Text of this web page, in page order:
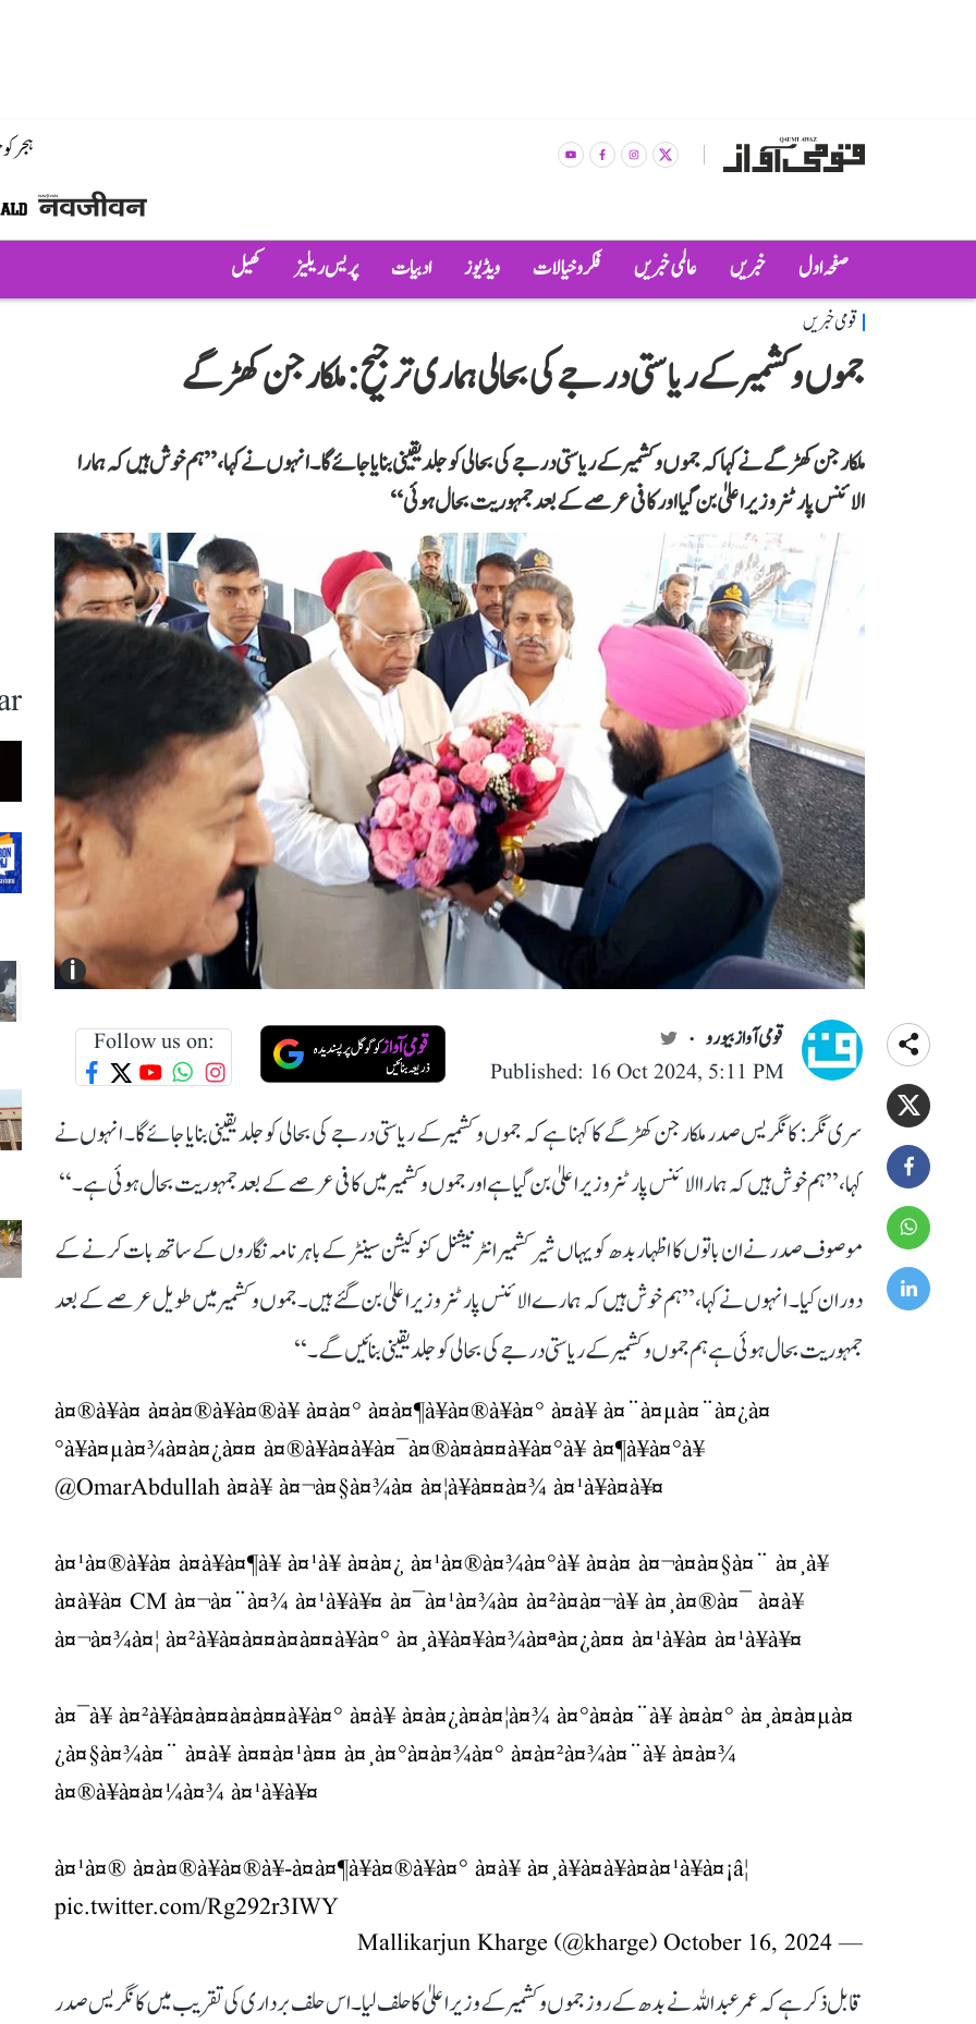
ہجر
صفحہ اول خبریں عالمی خبریں فکر و خیالات ویڈیوز ادبیات پریس ریلیز کھیل
قومی خبریں
جموں و کشمیر کے ریاستی درجے کی بحالی ہماری ترجیح: ملکارجن کھڑگے
ملکارجن کھڑگے نے کہا کہ جموں و کشمیر کے ریاستی درجے کی بحالی کو جلد یقینی بنایا جائے گا۔ انہوں نے کہا، ’’ہم خوش ہیں کہ ہمارا
الائنس پارٹنر وزیر اعلیٰ بن گیا اور کافی عرصے کے بعد جمہوریت بحال ہوئی‘‘
i
قومی آواز بیورو
Published: 16 Oct 2024, 5:11 PM
Follow us on:
سری نگر: کانگریس صدر ملکارجن کھڑگے کا کہنا ہے کہ جموں و کشمیر کے ریاستی درجے کی بحالی کو جلد یقینی بنایا جائے گا۔ انہوں نے
کہا، ’’ہم خوش ہیں کہ ہمارا الائنس پارٹنر وزیر اعلیٰ بن گیا ہے اور جموں و کشمیر میں کافی عرصے کے بعد جمہوریت بحال ہوئی ہے۔‘‘
موصوف صدر نے ان باتوں کا اظہار بدھ کو یہاں شیر کشمیر انٹر نیشنل کنوکیشن سینٹر کے باہر نامہ نگاروں کے ساتھ بات کرنے کے
دوران کیا۔ انہوں نے کہا، ’’ہم خوش ہیں کہ ہمارے الائنس پارٹنر وزیر اعلیٰ بن گئے ہیں۔ جموں و کشمیر میں طویل عرصے کے بعد
جمہوریت بحال ہوئی ہے ہم جموں و کشمیر کے ریاستی درجے کی بحالی کو جلد یقینی بنائیں گے۔‘‘
à¤®à¥à¤ à¤à¤®à¥à¤®à¥ à¤à¤° à¤à¤¶à¥à¤®à¥à¤° à¤à¥ à¤¨à¤µà¤¨à¤¿à¤
°à¥à¤µà¤¾à¤à¤¿à¤¤ à¤®à¥à¤à¥à¤¯à¤®à¤à¤¤à¥à¤°à¥ à¤¶à¥à¤°à¥
@OmarAbdullahà¤à¥ à¤¬à¤§à¤¾à¤ à¤¦à¥à¤¤à¤¾ à¤¹à¥à¤à¥¤
à¤¹à¤®à¥à¤ à¤à¥à¤¶à¥ à¤¹à¥ à¤à¤¿ à¤¹à¤®à¤¾à¤°à¥ à¤à¤ à¤¬à¤à¤§à¤¨ à¤¸à¥
à¤à¥à¤ CM à¤¬à¤¨à¤¾ à¤¹à¥à¥¤ à¤¯à¤¹à¤¾à¤ à¤²à¤à¤¬à¥ à¤¸à¤®à¤¯ à¤à¥
à¤¬à¤¾à¤¦ à¤²à¥à¤à¤¤à¤à¤¤à¥à¤° à¤¸à¥à¤¥à¤¾à¤ªà¤¿à¤¤ à¤¹à¥à¤ à¤¹à¥à¥¤
à¤¯à¥ à¤²à¥à¤à¤¤à¤à¤¤à¥à¤° à¤à¥ à¤à¤¿à¤à¤¦à¤¾ à¤°à¤à¤¨à¥ à¤à¤° à¤¸à¤à¤µà¤
¿à¤§à¤¾à¤¨ à¤à¥ à¤¤à¤¹à¤¤ à¤¸à¤°à¤à¤¾à¤° à¤à¤²à¤¾à¤¨à¥ à¤à¤¾
à¤®à¥à¤à¤¼à¤¾ à¤¹à¥à¥¤
à¤¹à¤® à¤à¤®à¥à¤®à¥-à¤à¤¶à¥à¤®à¥à¤° à¤à¥ à¤¸à¥à¤à¥à¤à¤¹à¥à¤¡â¦
pic.twitter.com/Rg292r3IWY
— Mallikarjun Kharge (@kharge)
October 16, 2024
قابل ذکر ہے کہ عمر عبداللہ نے بدھ کے روز جموں و کشمیر کے وزیر اعلیٰ کا حلف لیا۔ اس حلف برداری کی تقریب میں کانگریس صدر